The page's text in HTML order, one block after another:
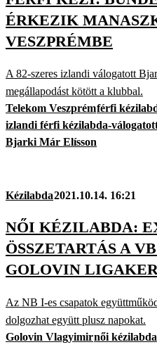
ÉRKEZIK
VESZPRÉMBE
A 82-szeres izlandi válogatott
megállapodást kötött a klubbal.
Telekom Veszprémférfi
izlandi férfi kézilabda-
Bjarki Már Elísson
Kézilabda2021.10.14. 16:21
NŐI KÉZILABDA:
ÖSSZETARTÁS A
GOLOVIN
Az NB I-es csapatok
dolgozhat együtt plusz napokat.
Golovin Vlagyimirnői kézilabda